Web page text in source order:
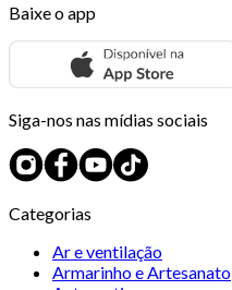
Baixe o app
Siga-nos nas mídias sociais
Categorias
Ar e ventilação
Armarinho e Artesanato